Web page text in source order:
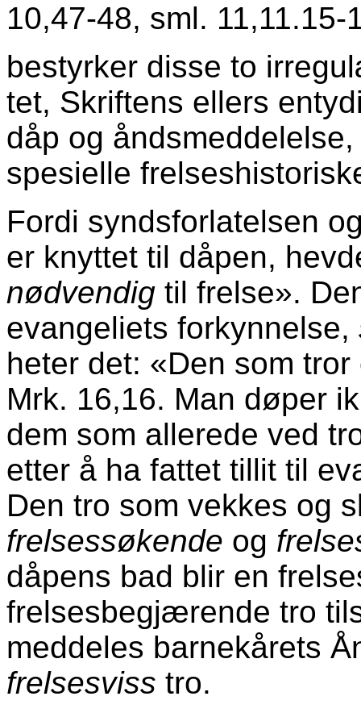
10,47-48, sml. 11,11.15-
bestyrker disse to
tet, Skriftens ellers
dåp og
spesielle
Fordi syndsforlatelsen
er knyttet til dåpen,
nødvendig til frelse».
evangeliets forkynnelse,
heter det: «Den som
Mrk. 16,16. Man døper
dem som allerede ved
etter å ha fattet tillit til
Den tro som vekkes og
frelsessøkende og
dåpens bad blir en
frelsesbegjærende tro
meddeles barnekårets
frelsesviss tro.